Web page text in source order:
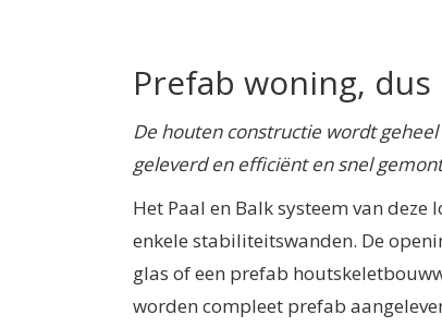
Prefab woning,
De houten constructie wordt
geleverd en efficiënt en snel
Het Paal en Balk systeem van
enkele stabiliteitswanden. De
glas of een prefab
worden compleet prefab